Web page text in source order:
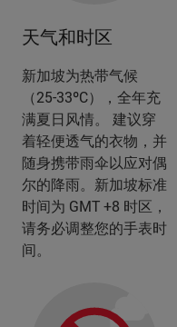
天气和时区
新加坡为热带气候
（25-33ºC），全年充
满夏日风情。 建议穿
着轻便透气的衣物，并
随身携带雨伞以应对偶
尔的降雨。新加坡标准
时间为 GMT +8 时区，
请务必调整您的手表时
间。